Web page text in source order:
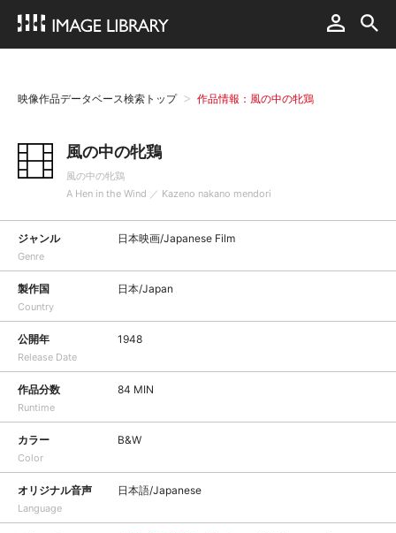
映像作品データベース検索トップ 作品情報：風の中の牝鶏
風の中の牝鶏
風の中の牝鶏
A Hen in the Wind ／ Kazeno nakano mendori
ジャンル
Genre
日本映画/Japanese Film
製作国
Country
日本/Japan
公開年
Release Date
1948
作品分数
Runtime
84 MIN
カラー
Color
B&W
オリジナル音声
Language
日本語/Japanese